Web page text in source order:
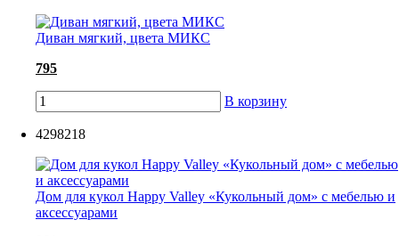
Диван мягкий, цвета МИКС
795
В корзину
4298218
Дом для кукол Happy Valley «Кукольный дом» с мебелью и
аксессуарами